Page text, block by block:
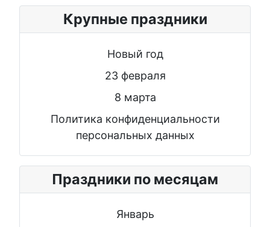
Крупные праздники
Новый год
23 февраля
8 марта
Политика конфиденциальности
персональных данных
Праздники по месяцам
Январь